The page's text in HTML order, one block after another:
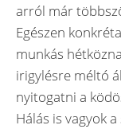
arról már
Egészen
munkás
irigylésre méltó
nyitogatni a
Hálás is vagyok